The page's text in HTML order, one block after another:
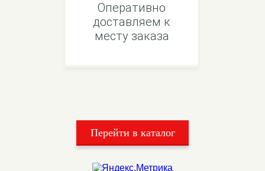
Оперативно
доставляем к
месту заказа
Перейти в каталог